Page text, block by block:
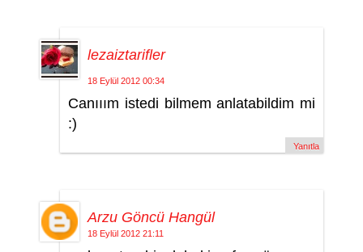
lezaiztarifler
18 Eylül 2012 00:34
Canııım istedi bilmem anlatabildim mi
:)
Yanıtla
Arzu Göncü Hangül
18 Eylül 2012 21:11